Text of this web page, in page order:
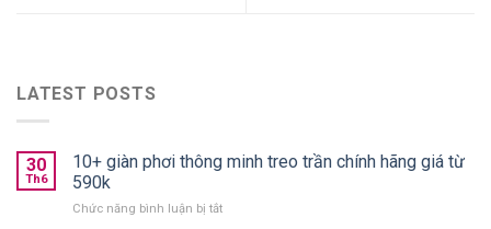
LATEST POSTS
30
Th6
10+ giàn phơi thông minh treo trần chính hãng giá từ
590k
Chức năng bình luận bị tắtở